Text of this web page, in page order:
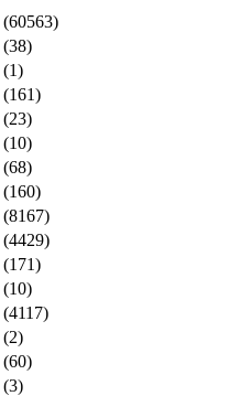
(60563)
(38)
(1)
(161)
(23)
(10)
(68)
(160)
(8167)
(4429)
(171)
(10)
(4117)
(2)
(60)
(3)